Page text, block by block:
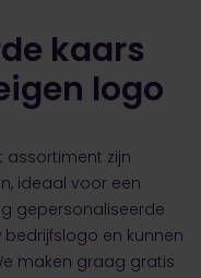
kaars
logo
assortiment zijn
ideaal voor een
gepersonaliseerde
en kunnen
maken graag gratis